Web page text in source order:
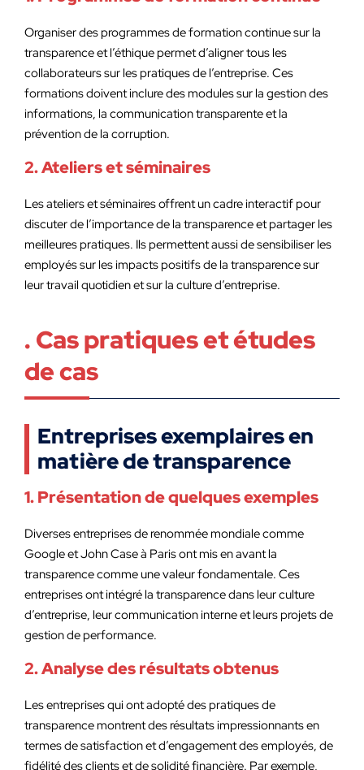
Organiser des programmes de formation continue sur la
transparence et l’éthique permet d’aligner tous les
collaborateurs sur les pratiques de l’entreprise. Ces
formations doivent inclure des modules sur la gestion des
informations, la communication transparente et la
prévention de la corruption.
2. Ateliers et séminaires
Les ateliers et séminaires offrent un cadre interactif pour
discuter de l’importance de la transparence et partager les
meilleures pratiques. Ils permettent aussi de sensibiliser les
employés sur les impacts positifs de la transparence sur
leur travail quotidien et sur la culture d’entreprise.
. Cas pratiques et études
de cas
Entreprises exemplaires en
matière de transparence
1. Présentation de quelques exemples
Diverses entreprises de renommée mondiale comme
Google et John Case à Paris ont mis en avant la
transparence comme une valeur fondamentale. Ces
entreprises ont intégré la transparence dans leur culture
d’entreprise, leur communication interne et leurs projets de
gestion de performance.
2. Analyse des résultats obtenus
Les entreprises qui ont adopté des pratiques de
transparence montrent des résultats impressionnants en
termes de satisfaction et d’engagement des employés, de
fidélité des clients et de solidité financière. Par exemple,